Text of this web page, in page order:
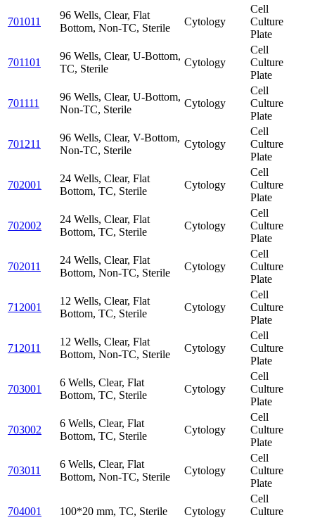
701011
96 Wells, Clear, Flat
Bottom, Non-TC, Sterile
Cytology
Cell
Culture
Plate
701101
96 Wells, Clear, U-Bottom,
TC, Sterile
Cytology
Cell
Culture
Plate
701111
96 Wells, Clear, U-Bottom,
Non-TC, Sterile
Cytology
Cell
Culture
Plate
701211
96 Wells, Clear, V-Bottom,
Non-TC, Sterile
Cytology
Cell
Culture
Plate
702001
24 Wells, Clear, Flat
Bottom, TC, Sterile
Cytology
Cell
Culture
Plate
702002
24 Wells, Clear, Flat
Bottom, TC, Sterile
Cytology
Cell
Culture
Plate
702011
24 Wells, Clear, Flat
Bottom, Non-TC, Sterile
Cytology
Cell
Culture
Plate
712001
12 Wells, Clear, Flat
Bottom, TC, Sterile
Cytology
Cell
Culture
Plate
712011
12 Wells, Clear, Flat
Bottom, Non-TC, Sterile
Cytology
Cell
Culture
Plate
703001
6 Wells, Clear, Flat
Bottom, TC, Sterile
Cytology
Cell
Culture
Plate
703002
6 Wells, Clear, Flat
Bottom, TC, Sterile
Cytology
Cell
Culture
Plate
703011
6 Wells, Clear, Flat
Bottom, Non-TC, Sterile
Cytology
Cell
Culture
Plate
704001 100*20 mm, TC, Sterile Cytology
Cell
Culture